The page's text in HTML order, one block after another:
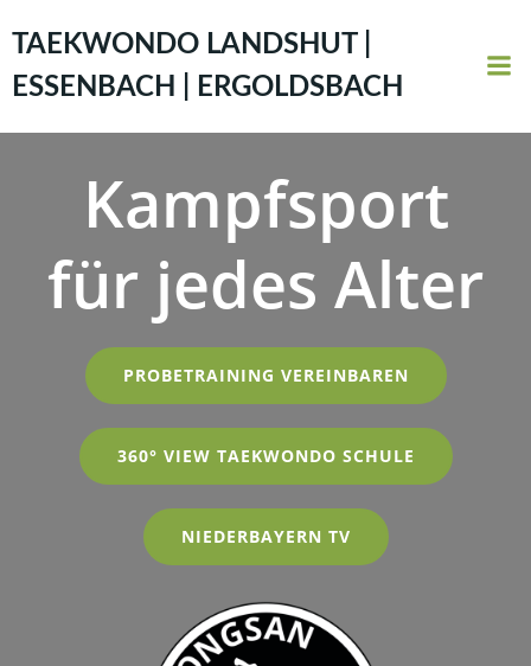
Inhalt
springen
TAEKWONDO LANDSHUT |
ESSENBACH | ERGOLDSBACH
Kampfsport
für jedes Alter
PROBETRAINING VEREINBAREN
360° VIEW TAEKWONDO SCHULE
NIEDERBAYERN TV